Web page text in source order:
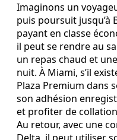
Imaginons un
puis poursuit jusqu’à
payant en classe
il peut se rendre au
un repas chaud et
nuit. À Miami, s’il
Plaza Premium dans
son adhésion
et profiter de
Au retour, avec une